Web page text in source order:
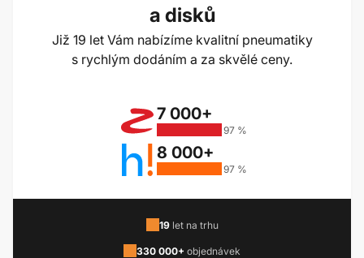
a disků
Již 19 let Vám nabízíme kvalitní pneumatiky
s rychlým dodáním a za skvělé ceny.
7 000+
97 %
8 000+
97 %
19let na trhu
330 000+ objednávek